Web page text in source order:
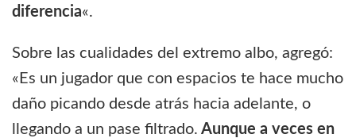
diferencia«.
Sobre las cualidades del extremo albo, agregó:
«Es un jugador que con espacios te hace mucho
daño picando desde atrás hacia adelante, o
llegando a un pase filtrado. Aunque a veces en